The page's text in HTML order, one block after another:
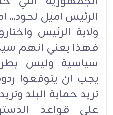
الرئيس اميل لحود...
ولاية الرئيس
فهذا يعني انهم
سياسية وليس
يجب ان يتوقعوا
تريد حماية البلد
على قواعد